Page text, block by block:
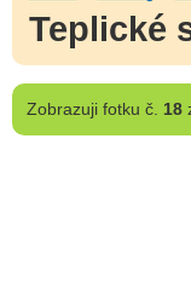
Teplické
Zobrazujifotku č. 18